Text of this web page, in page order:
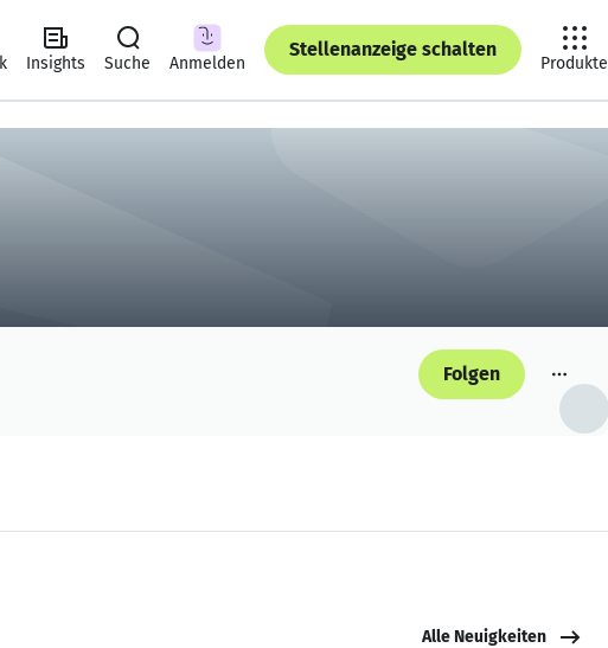
Insights Suche Anmelden
Stellenanzeige schalten
Produkte
Folgen
Alle Neuigkeiten